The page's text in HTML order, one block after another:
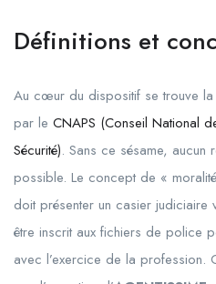
Définitions et
Au cœur du dispositif se trouve la
par le CNAPS (Conseil National
Sécurité). Sans ce sésame, aucun
possible. Le concept de «
doit présenter un casier judiciaire
être inscrit aux fichiers de police
avec l’exercice de la profession.